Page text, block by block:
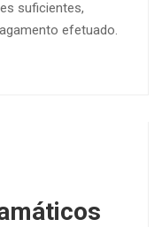
suficientes,
efetuado.